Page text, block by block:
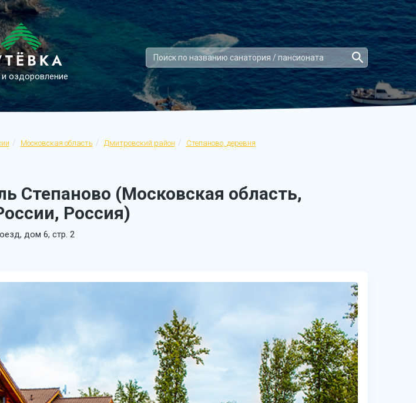
оздоровление
Московская область Дмитровский район Степаново, деревня
Степаново (Московская область,
Россия)
дом 6, стр. 2